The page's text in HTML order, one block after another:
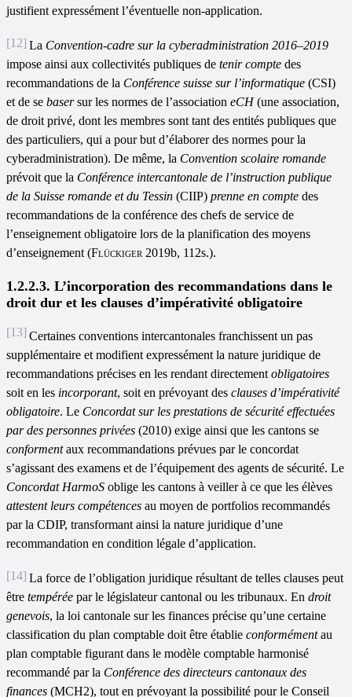
justifient expressément l’éventuelle non-application.
[12] La Convention-cadre sur la cyberadministration 2016–2019
impose ainsi aux collectivités publiques de tenir compte des
recommandations de la Conférence suisse sur l’informatique (CSI)
et de se basersur les normes de l’association eCH(une association,
de droit privé, dont les membres sont tant des entités publiques que
des particuliers, qui a pour but d’élaborer des normes pour la
cyberadministration). De même, la Convention scolaire romande
prévoit que la Conférence intercantonale de l’instruction publique
de la Suisse romande et du Tessin (CIIP) prenne en compte des
recommandations de la conférence des chefs de service de
l’enseignement obligatoire lors de la planification des moyens
d’enseignement (Flückiger 2019b, 112s.).
1.2.2.3. L’incorporation des recommandations dans le
droit dur et les clauses d’impérativité obligatoire
[13] Certaines conventions intercantonales franchissent un pas
supplémentaire et modifient expressément la nature juridique de
recommandations précises en les rendant directement obligatoires
soit en les incorporant, soit en prévoyant des clauses d’impérativité
obligatoire. Le Concordat sur les prestations de sécurité effectuées
par des personnes privées (2010) exige ainsi que les cantons se
conformentaux recommandations prévues par le concordat
s’agissant des examens et de l’équipement des agents de sécurité. Le
Concordat HarmoS oblige les cantons à veiller à ce que les élèves
attestent leurs compétences au moyen de portfolios recommandés
par la CDIP, transformant ainsi la nature juridique d’une
recommandation en condition légale d’application.
[14] La force de l’obligation juridique résultant de telles clauses peut
être tempérée par le législateur cantonal ou les tribunaux. En droit
genevois, la loi cantonale sur les finances précise qu’une certaine
classification du plan comptable doit être établie conformémentau
plan comptable figurant dans le modèle comptable harmonisé
recommandé par la Conférence des directeurs cantonaux des
finances (MCH2), tout en prévoyant la possibilité pour le Conseil